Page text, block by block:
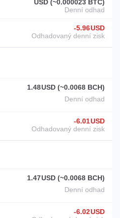
USD (~0.000023 BTC)
-5.96USD
1.48USD (~0.0068 BCH)
-6.01USD
1.47USD (~0.0068 BCH)
-6.02USD